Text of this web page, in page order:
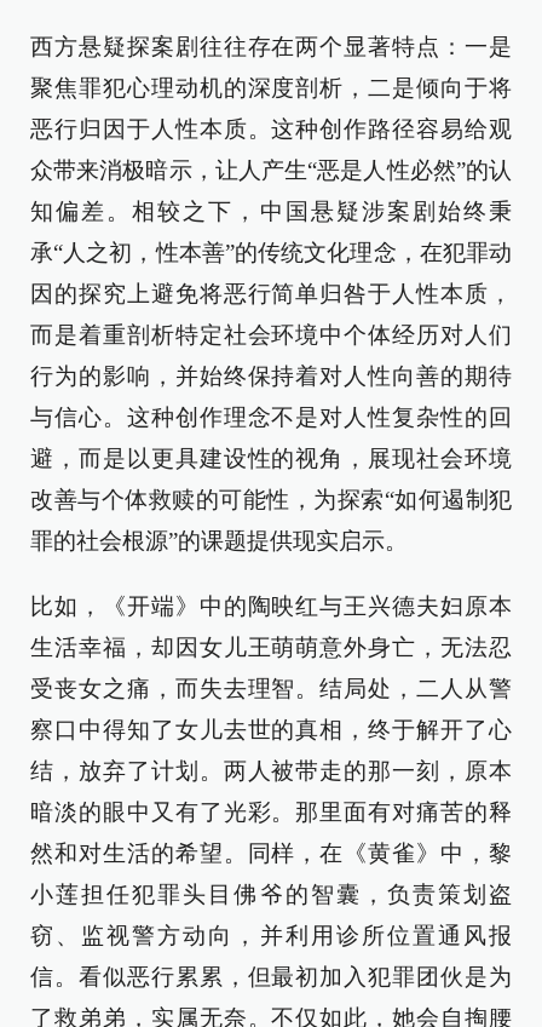
西方悬疑探案剧往往存在两个显著特点：一是
聚焦罪犯心理动机的深度剖析，二是倾向于将
恶行归因于人性本质。这种创作路径容易给观
众带来消极暗示，让人产生“恶是人性必然”的认
知偏差。相较之下，中国悬疑涉案剧始终秉
承“人之初，性本善”的传统文化理念，在犯罪动
因的探究上避免将恶行简单归咎于人性本质，
而是着重剖析特定社会环境中个体经历对人们
行为的影响，并始终保持着对人性向善的期待
与信心。这种创作理念不是对人性复杂性的回
避，而是以更具建设性的视角，展现社会环境
改善与个体救赎的可能性，为探索“如何遏制犯
罪的社会根源”的课题提供现实启示。
比如，《开端》中的陶映红与王兴德夫妇原本
生活幸福，却因女儿王萌萌意外身亡，无法忍
受丧女之痛，而失去理智。结局处，二人从警
察口中得知了女儿去世的真相，终于解开了心
结，放弃了计划。两人被带走的那一刻，原本
暗淡的眼中又有了光彩。那里面有对痛苦的释
然和对生活的希望。同样，在《黄雀》中，黎
小莲担任犯罪头目佛爷的智囊，负责策划盗
窃、监视警方动向，并利用诊所位置通风报
信。看似恶行累累，但最初加入犯罪团伙是为
了救弟弟，实属无奈。不仅如此，她会自掏腰